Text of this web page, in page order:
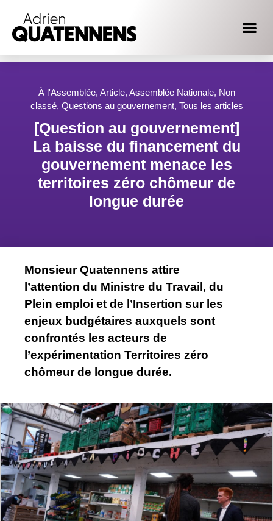
À l'Assemblée, Article, Assemblée Nationale, Non
classé, Questions au gouvernement, Tous les articles
[Question au gouvernement]
La baisse du financement du
gouvernement menace les
territoires zéro chômeur de
longue durée
Monsieur Quatennens attire
l’attention du Ministre du Travail, du
Plein emploi et de l’Insertion sur les
enjeux budgétaires auxquels sont
confrontés les acteurs de
l’expérimentation Territoires zéro
chômeur de longue durée.